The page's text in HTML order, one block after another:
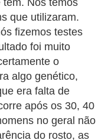
Nós temos
que utilizaram.
fizemos testes
foi muito
o
algo genético,
era falta de
após os 30, 40
no geral não
do rosto, as